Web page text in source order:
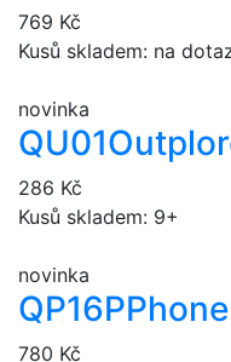
769 Kč
Kusů skladem: na
novinka
QU01
286 Kč
Kusů skladem: 9+
novinka
QP16P
780 Kč